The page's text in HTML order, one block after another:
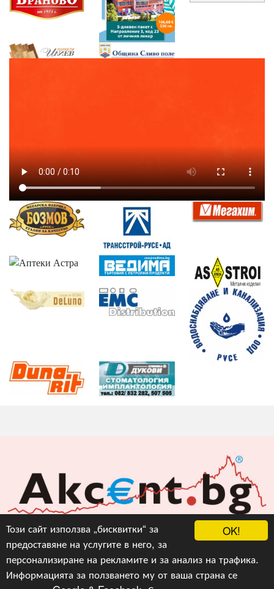
OK!
Този сайт използва „бисквитки“ за
предоставяне на услугите в него, за
персонализиране на рекламите и за анализ на трафика.
Информацията за ползването му от ваша страна се
Акцент БГ ЕООД
info@akcent.bg
Facebook